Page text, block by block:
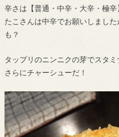
辛さは【普通・中辛・大辛・極
たこさんは中辛でお願いしまし
も？
タップリのニンニクの芽でスタミ
さらにチャーシューだ！